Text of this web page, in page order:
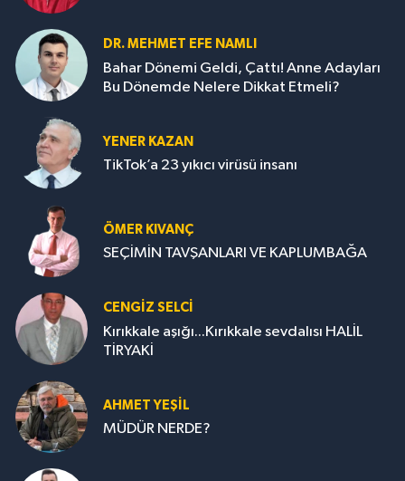
DR. MEHMET EFE NAMLI
Bahar Dönemi Geldi, Çattı! Anne Adayları
Bu Dönemde Nelere Dikkat Etmeli?
YENER KAZAN
TikTok’a 23 yıkıcı virüsü insanı
ÖMER KIVANÇ
SEÇİMİN TAVŞANLARI VE KAPLUMBAĞA
CENGİZ SELCİ
Kırıkkale aşığı...Kırıkkale sevdalısı HALİL
TİRYAKİ
AHMET YEŞİL
MÜDÜR NERDE?